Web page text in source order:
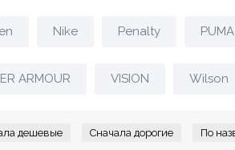
Nike Penalty PUMA
ARMOUR VISION Wilson